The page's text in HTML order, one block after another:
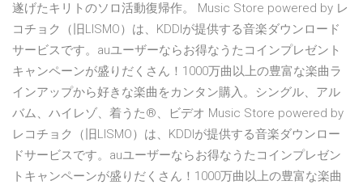
遂げたキリトのソロ活動復帰作。 Music Store powered by レ
コチョク（旧LISMO）は、KDDIが提供する音楽ダウンロード
サービスです。auユーザーならお得なうたコインプレゼント
キャンペーンが盛りだくさん！1000万曲以上の豊富な楽曲ラ
インアップから好きな楽曲をカンタン購入。シングル、アル
バム、ハイレゾ、着うた®、ビデオ Music Store powered by
レコチョク（旧LISMO）は、KDDIが提供する音楽ダウンロー
ドサービスです。auユーザーならお得なうたコインプレゼン
トキャンペーンが盛りだくさん！1000万曲以上の豊富な楽曲